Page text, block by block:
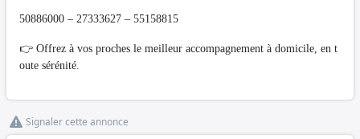
50886000 – 27333627 – 55158815
👉 Offrez à vos proches le meilleur accompagnement à domicile, en t
oute sérénité.
Signaler cette annonce